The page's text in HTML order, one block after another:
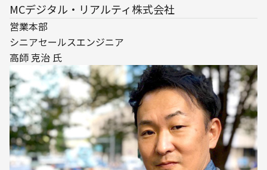
MCデジタル・リアルティ株式会社
営業本部
シニアセールスエンジニア
高師 克治 氏